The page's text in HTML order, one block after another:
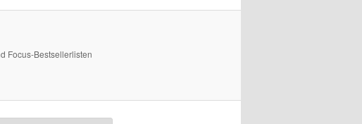
Focus-Bestsellerlisten